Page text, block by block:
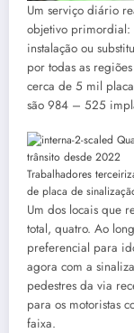
Um serviço diário
objetivo primordial:
instalação ou
por todas as
cerca de 5 mil
são 984 – 525
Trabalhadores
de placa de
Um dos locais que
total, quatro. Ao
preferencial para
agora com a
pedestres da via
para os motoristas
faixa.